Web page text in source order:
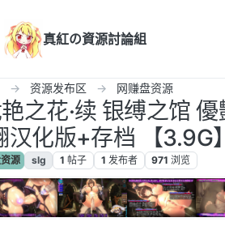
真紅の資源討論組
资源发布区 网赚盘资源
之花·续 银缚之馆
汉化版+存档 【3.9G】
源 slg 1 帖子 1 发布者 971 浏览